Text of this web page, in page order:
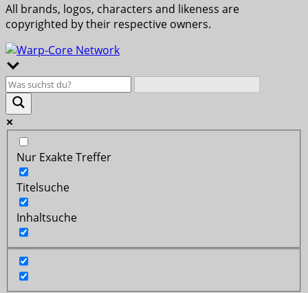
All brands, logos, characters and likeness are
copyrighted by their respective owners.
Nur Exakte Treffer
Titelsuche
Inhaltsuche